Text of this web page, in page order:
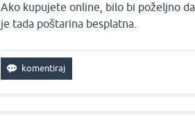
Ako kupujete online, bilo bi poželjno
je tada poštarina besplatna.